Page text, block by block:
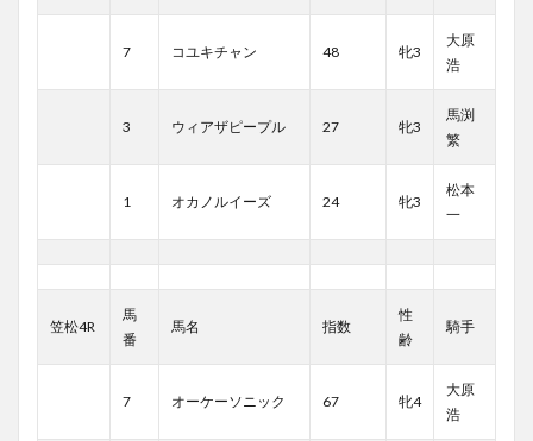
7 コユキチャン 48 牝3
大原
浩
3 ウィアザピープル 27 牝3
馬渕
繁
1 オカノルイーズ 24 牝3
松本
一
笠松4R
馬
番
馬名 指数
性
齢
騎手
7 オーケーソニック 67 牝4
大原
浩